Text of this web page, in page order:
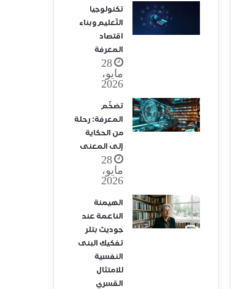
تكنولوجيا
التّعليم وبناء
اقتصاد
المعرفة
28
مايو،
2026
تضخّم
المعرفة: رحلة
من الحكاية
إلى المعنى
28
مايو،
2026
الهيمنة
الناعمة عند
جوديث بتلر
تفكيك البنى
النفسية
للامتثال
القسري